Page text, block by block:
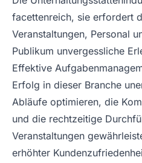
facettenreich, sie erfordert
Veranstaltungen, Personal
Publikum unvergessliche
Effektive
Erfolg in dieser Branche
Abläufe optimieren, die
und die rechtzeitige
Veranstaltungen
erhöhter